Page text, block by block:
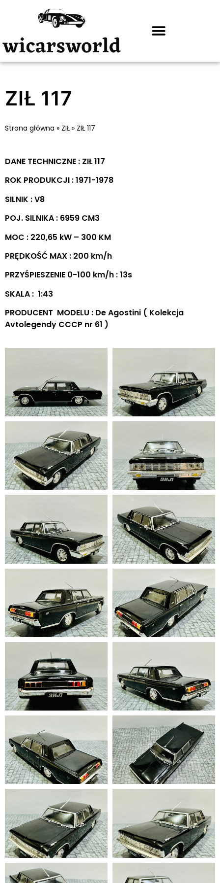
ZIŁ 117
Strona główna » ZIŁ » ZIŁ 117
DANE TECHNICZNE : ZIŁ 117
ROK PRODUKCJI : 1971-1978
SILNIK : V8
POJ. SILNIKA : 6959 CM3
MOC : 220,65 kW – 300 KM
PRĘDKOŚĆ MAX : 200 km/h
PRZYŚPIESZENIE 0-100 km/h : 13s
SKALA : 1:43
PRODUCENT MODELU : De Agostini ( Kolekcja
Avtolegendy CCCP nr 61 )